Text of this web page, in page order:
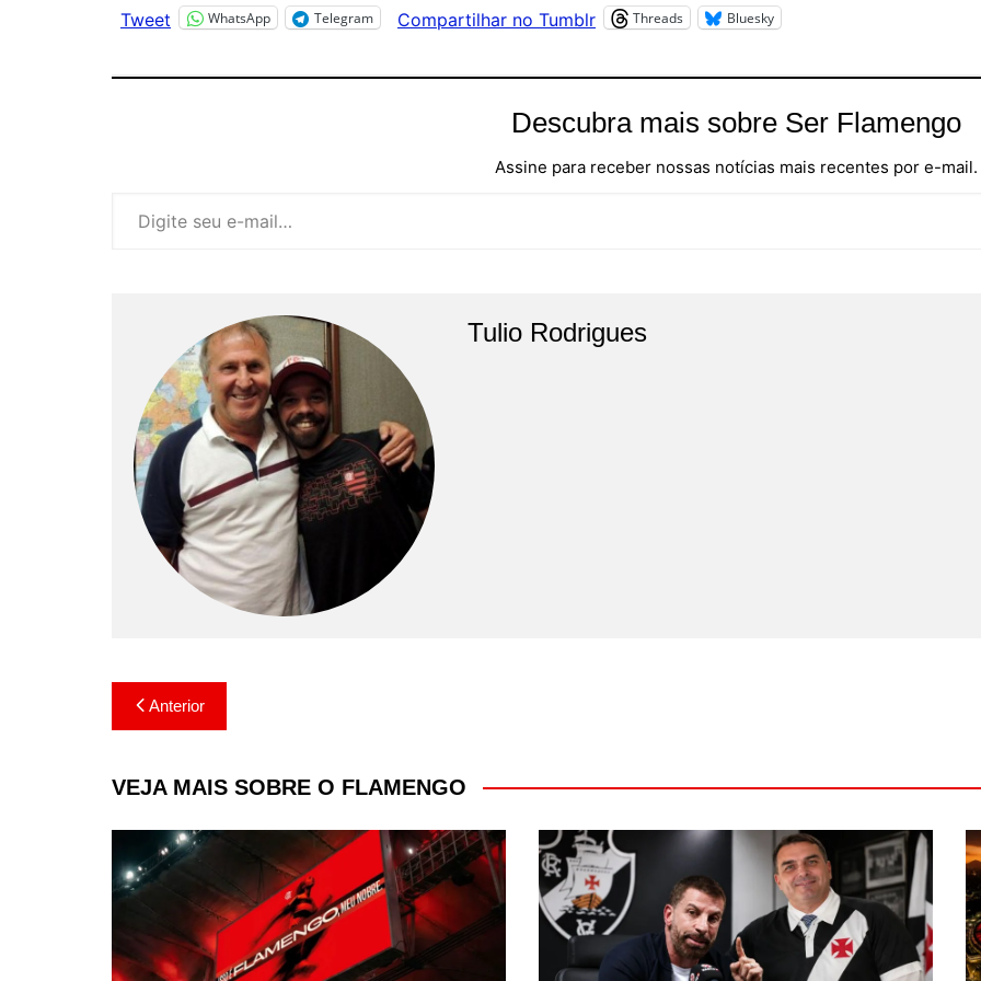
Tweet WhatsApp Telegram Compartilhar no Tumblr Threads Bluesky
Descubra mais sobre Ser Flamengo
Assine para receber nossas notícias mais recentes por e-mail.
Tulio Rodrigues
Navegação
de
Post
Anterior
VEJA MAIS SOBRE O FLAMENGO